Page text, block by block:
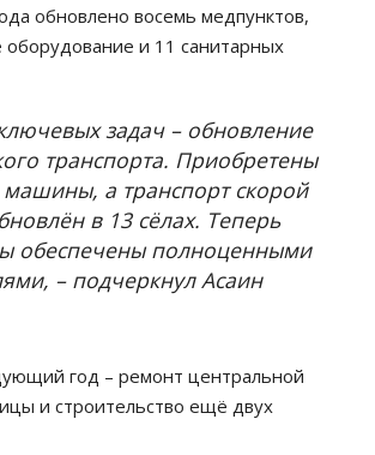
обновлено восемь медпунктов,
оборудование и 11 санитарных
задач – обновление
транспорта. Приобретены
а транспорт скорой
в 13 сёлах. Теперь
обеспечены полноценными
– подчеркнул Асаин
год – ремонт центральной
и строительство ещё двух